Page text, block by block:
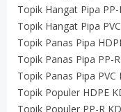
Topik Hangat Pipa
Topik Hangat Pipa
Topik Panas Pipa
Topik Panas Pipa PP-
Topik Panas Pipa PVC
Topik Populer HDPE
Topik Populer PP-R